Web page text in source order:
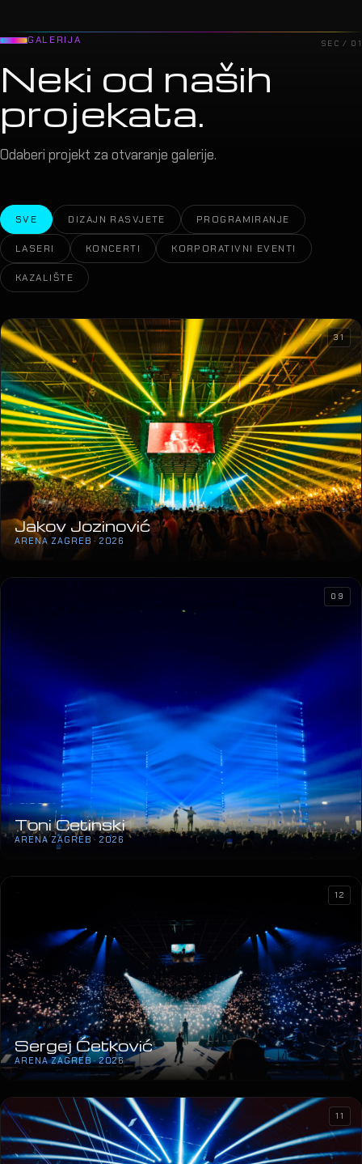
GALERIJA
Neki od naših
projekata.
Odaberi projekt za otvaranje galerije.
SEC / 01
SVE DIZAJN RASVJETE PROGRAMIRANJE
LASERI KONCERTI KORPORATIVNI EVENTI
KAZALIŠTE
Jakov Jozinović
ARENA ZAGREB · 2026
31
Toni Cetinski
ARENA ZAGREB · 2026
09
Sergej Ćetković
ARENA ZAGREB · 2026
12
11